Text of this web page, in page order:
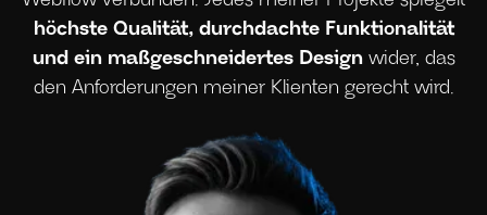
höchste Qualität, durchdachte Funktionalität
und ein maßgeschneidertes Designwider, das
den Anforderungen meiner Klienten gerecht wird.